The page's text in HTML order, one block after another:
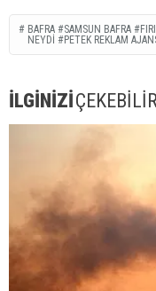
BAFRA #SAMSUN BAFRA
NEYDI #PETEK REKLAM
İLGİNİZİ